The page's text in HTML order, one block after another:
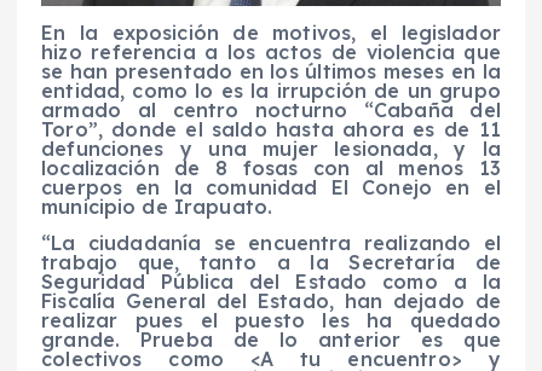
En la exposición de motivos, el legislador
hizo referencia a los actos de violencia que
se han presentado en los últimos meses en la
entidad, como lo es la irrupción de un grupo
armado al centro nocturno “Cabaña del
Toro”, donde el saldo hasta ahora es de 11
defunciones y una mujer lesionada, y la
localización de 8 fosas con al menos 13
cuerpos en la comunidad El Conejo en el
municipio de Irapuato.
“La ciudadanía se encuentra realizando el
trabajo que, tanto a la Secretaría de
Seguridad Pública del Estado como a la
Fiscalía General del Estado, han dejado de
realizar pues el puesto les ha quedado
grande. Prueba de lo anterior es que
colectivos como <A tu encuentro> y